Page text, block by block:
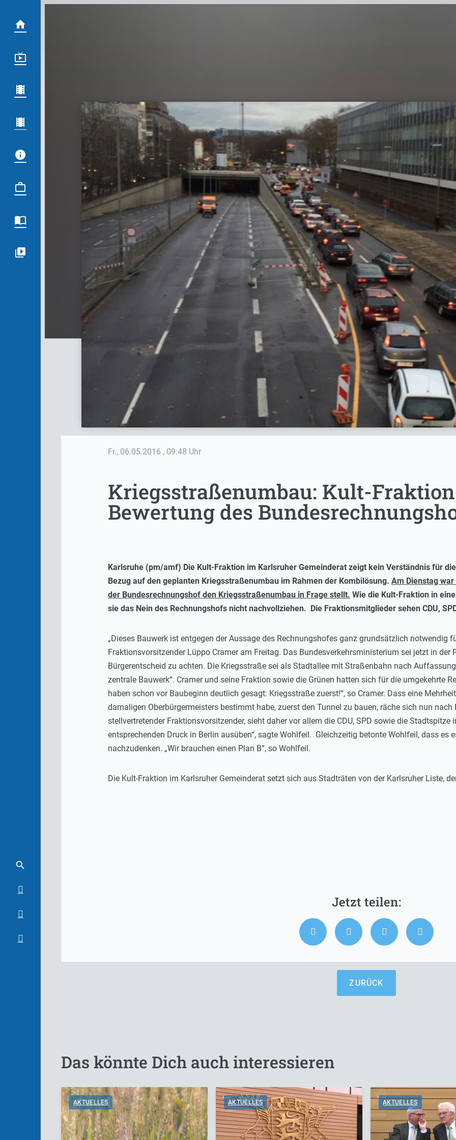
Fr., 06.05.2016 , 09:48 Uhr
Kriegsstraßenumbau: Kult-
Bewertung des
Karlsruhe (pm/amf) Die Kult-Fraktion im Karlsruher Gemeinderat zeigt kein Verständnis für
Bezug auf den geplanten Kriegsstraßenumbau im Rahmen der Kombilösung. Am Dienstag
der Bundesrechnungshof den Kriegsstraßenumbau in Frage stellt. Wie die Kult-Fraktion in
sie das Nein des Rechnungshofs nicht nachvollziehen. Die Fraktionsmitglieder sehen CDU,
„Dieses Bauwerk ist entgegen der Aussage des Rechnungshofes ganz grundsätzlich notwendig
Fraktionsvorsitzender Lüppo Cramer am Freitag. Das Bundesverkehrsministerium sei jetzt in der
Bürgerentscheid zu achten. Die Kriegsstraße sei als Stadtallee mit Straßenbahn nach
zentrale Bauwerk“. Cramer und seine Fraktion sowie die Grünen hatten sich für die umgekehrte
haben schon vor Baubeginn deutlich gesagt: Kriegsstraße zuerst!“, so Cramer. Dass eine
damaligen Oberbürgermeisters bestimmt habe, zuerst den Tunnel zu bauen, räche sich nun
stellvertretender Fraktionsvorsitzender, sieht daher vor allem die CDU, SPD sowie die Stadtspitze
entsprechenden Druck in Berlin ausüben“, sagte Wohlfeil. Gleichzeitig betonte Wohlfeil, dass es
nachzudenken. „Wir brauchen einen Plan B“, so Wohlfeil.
Die Kult-Fraktion im Karlsruher Gemeinderat setzt sich aus Stadträten von der Karlsruher Liste,
ZURÜCK
Das könnte Dich auch interessieren
AKTUELLES AKTUELLES AKTUELLES